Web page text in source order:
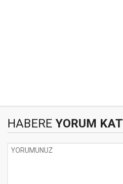
HABERE YORUM KAT